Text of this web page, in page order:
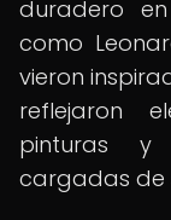
duradero
como
vieron
reflejaron
pinturas y
cargadas de